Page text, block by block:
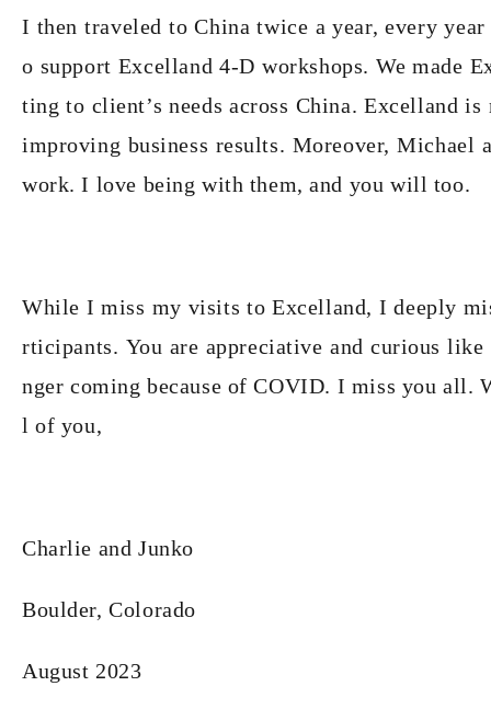
I then traveled to China twice a year, every
o support Excelland 4-D workshops. We made
ting to client’s needs across China. Excelland
improving business results. Moreover, Michael
work. I love being with them, and you will too.
While I miss my visits to Excelland, I deeply
rticipants. You are appreciative and curious
nger coming because of COVID. I miss you all.
l of you,
Charlie and Junko
Boulder, Colorado
August 2023